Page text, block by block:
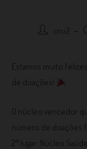
cnu2
Estamos muito
de doações!
O núcleo vencedor
número de doações
2° lugar: Núcleo Saúde